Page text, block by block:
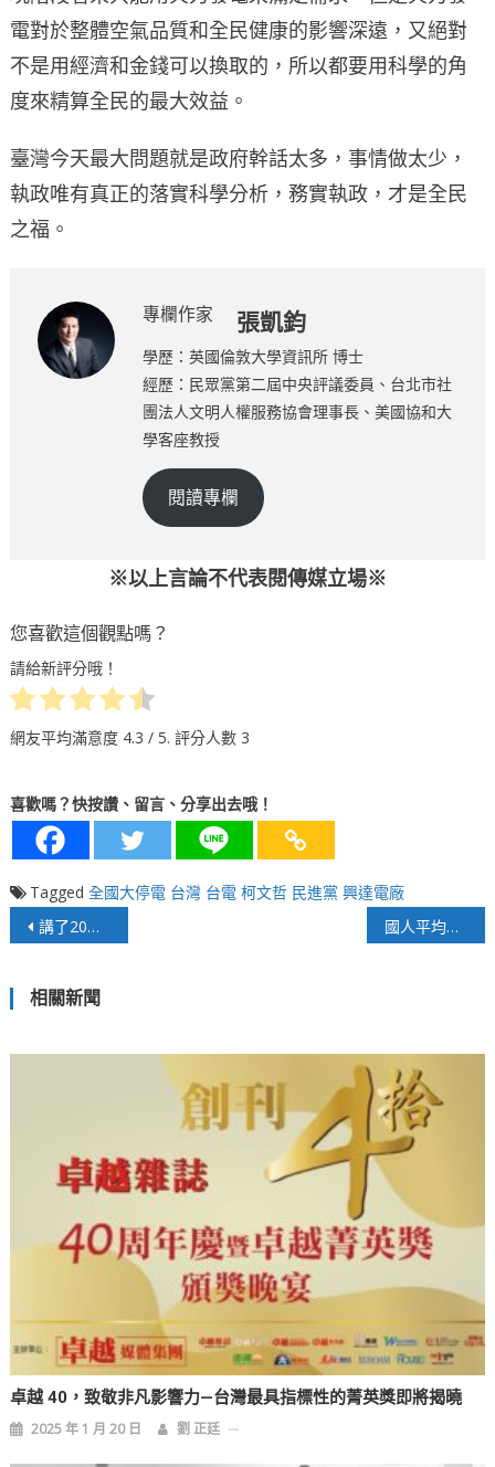
電對於整體空氣品質和全民健康的影響深遠，又絕對
不是用經濟和金錢可以換取的，所以都要用科學的角
度來精算全民的最大效益。
臺灣今天最大問題就是政府幹話太多，事情做太少，
執政唯有真正的落實科學分析，務實執政，才是全民
之福。
專欄作家 張凱鈞
學歷：英國倫敦大學資訊所 博士
經歷：民眾黨第二屆中央評議委員、台北市社
團法人文明人權服務協會理事長、美國協和大
學客座教授
閱讀專欄
※以上言論不代表閱傳媒立場※
您喜歡這個觀點嗎？
請給新評分哦！
網友平均滿意度 4.3 / 5. 評分人數 3
喜歡嗎？快按讚、留言、分享出去哦！
Tagged 全國大停電 台灣 台電 柯文哲 民進黨 興達電廠
文
導
覽
講了20年還不改？台鐵改革訴求淪口號 國人平均壽命超過80歲，長照成主流政策
相關新聞
卓越 40，致敬非凡影響力—台灣最具指標性的菁英獎即將揭曉
2025 年 1 月 20 日 劉 正廷